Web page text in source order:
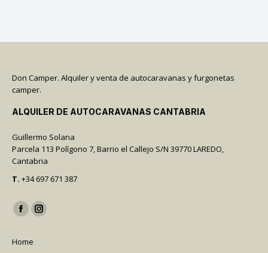
Don Camper. Alquiler y venta de autocaravanas y furgonetas
camper.
ALQUILER DE AUTOCARAVANAS CANTABRIA
Guillermo Solana
Parcela 113 Polígono 7, Barrio el Callejo S/N 39770 LAREDO,
Cantabria
T. +34 697 671 387
Encuéntranos en:
Facebook
opens
Instagram
Home